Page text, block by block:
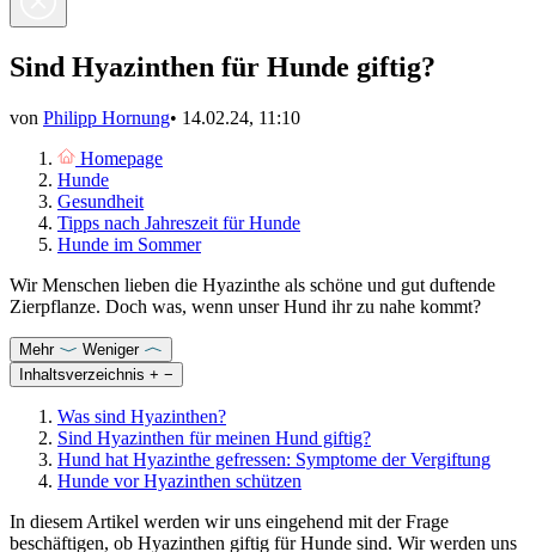
Sind Hyazinthen für Hunde giftig?
von Philipp Hornung• 14.02.24, 11:10
Homepage
Hunde
Gesundheit
Tipps nach Jahreszeit für Hunde
Hunde im Sommer
Wir Menschen lieben die Hyazinthe als schöne und gut duftende
Zierpflanze. Doch was, wenn unser Hund ihr zu nahe kommt?
Mehr
Weniger
Inhaltsverzeichnis + −
Was sind Hyazinthen?
Sind Hyazinthen für meinen Hund giftig?
Hund hat Hyazinthe gefressen: Symptome der Vergiftung
Hunde vor Hyazinthen schützen
In diesem Artikel werden wir uns eingehend mit der Frage
beschäftigen, ob Hyazinthen giftig für Hunde sind. Wir werden uns